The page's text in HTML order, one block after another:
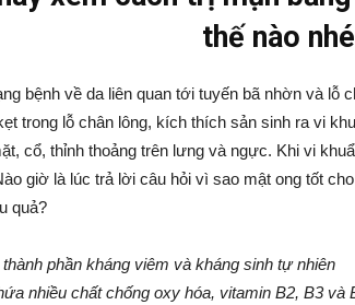
thế nào
bệnh về da liên quan tới tuyến bã nhờn và lỗ
trong lỗ chân lông, kích thích sản sinh ra vi
cổ, thỉnh thoảng trên lưng và ngực. Khi vi
giờ là lúc trả lời câu hỏi vì sao mật ong tốt
quả?
phần kháng viêm và kháng sinh tự nhiên
nhiều chất chống oxy hóa, vitamin B2, B3 và